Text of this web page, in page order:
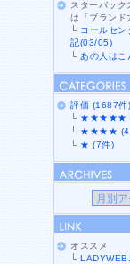
スターバック
は「ブランド
└ コールセン
記(03/05)
└ あの人は
評価 (1687件)
└ ★★★★★
└ ★★★★
└ ★ (7件)
オススメ
└